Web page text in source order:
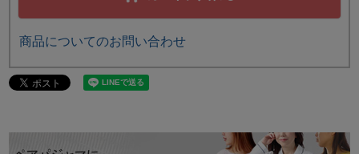
商品についてのお問い合わせ